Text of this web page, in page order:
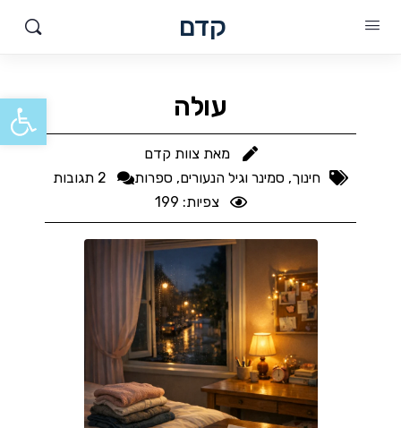
קדם
עולה
מאת צוות קדם
חינוך, סמינר וגיל הנעורים, ספרות
2 תגובות
צפיות: 199
פתח